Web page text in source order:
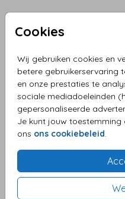
Cookies
Wij gebruiken cookies en
betere gebruikerservaring
en onze prestaties te
sociale mediadoeleinden
gepersonaliseerde
Je kunt jouw
ons ons cookiebeleid.
Metallic Rood
Aantal
OMSCHRIJVING
metallic rood 15,6 x 22
per 1